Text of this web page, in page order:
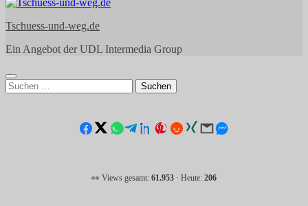
Tschuess-und-weg.de
Ein Angebot der UDL Intermedia Group
Suchen
nach:
👀 Views gesamt: 61.953 · Heute: 206